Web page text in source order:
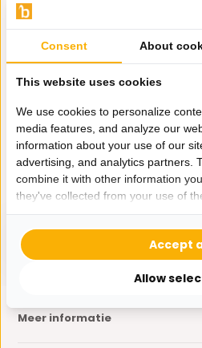
Ontvang de nieuwste
je niet spammen, beloofd.
* Lees hier de wettelijke beperkingen
Meer informatie
Consent About
This website uses cookies
We use cookies to personalize
media features, and analyze our
information about your use of our
advertising, and analytics partners.
combine it with other information
they've collected from your use of
Allow
Accept